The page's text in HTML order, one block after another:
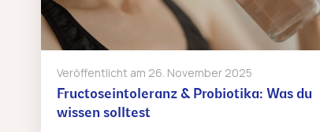
Veröffentlicht am 26. November 2025
Fructoseintoleranz & Probiotika: Was du
wissen solltest